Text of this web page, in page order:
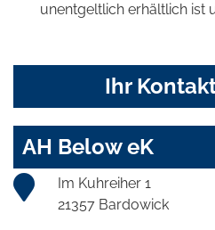
unentgeltlich erhältlich ist
Ihr
AH Below eK
Im Kuhreiher 1
21357 Bardowick